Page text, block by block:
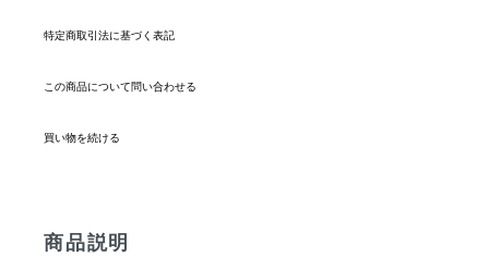
特定商取引法に基づく表記
この商品について問い合わせる
買い物を続ける
商品説明